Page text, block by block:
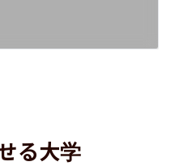
る大学